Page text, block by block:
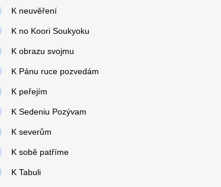
K neuvěření
K no Koori Soukyoku
K obrazu svojmu
K Pánu ruce pozvedám
K peřejím
K Sedeniu Pozývam
K severům
K sobě patříme
K Tabuli